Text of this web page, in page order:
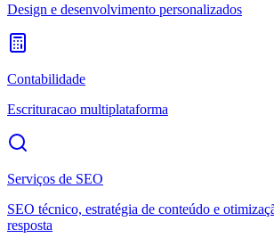
Design e desenvolvimento personalizados
Contabilidade
Escrituracao multiplataforma
Serviços de SEO
SEO técnico, estratégia de conteúdo e
resposta